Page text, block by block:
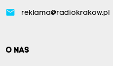
email reklama@radiokrakow.pl
O NAS